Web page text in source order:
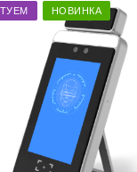
НОВИНКА